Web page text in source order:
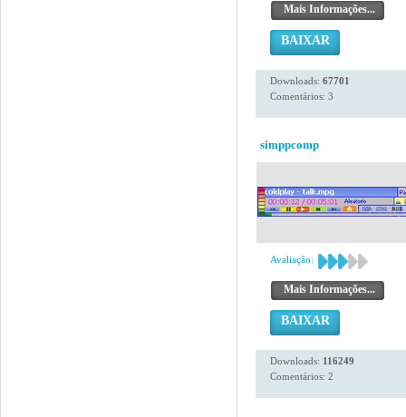
Mais Informações...
BAIXAR
Downloads: 67701
Comentários: 3
simppcomp
Avaliação:
Mais Informações...
BAIXAR
Downloads: 116249
Comentários: 2